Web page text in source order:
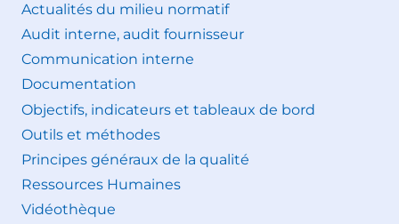
Actualités du milieu normatif
Audit interne, audit fournisseur
Communication interne
Documentation
Objectifs, indicateurs et tableaux de bord
Outils et méthodes
Principes généraux de la qualité
Ressources Humaines
Vidéothèque